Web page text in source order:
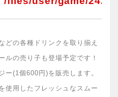
どの各種ドリンクを取り揃え
ルの売り子も登場予定です！
ー(1個600円)を販売します。
使用したフレッシュなスムー